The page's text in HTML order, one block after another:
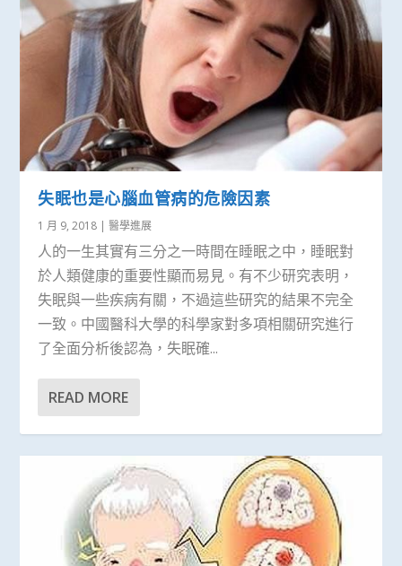
失眠也是心腦血管病的危險因素
1 月 9, 2018 |醫學進展
人的一生其實有三分之一時間在睡眠之中，睡眠對
於人類健康的重要性顯而易見。有不少研究表明，
失眠與一些疾病有關，不過這些研究的結果不完全
一致。中國醫科大學的科學家對多項相關研究進行
了全面分析後認為，失眠確...
READ MORE